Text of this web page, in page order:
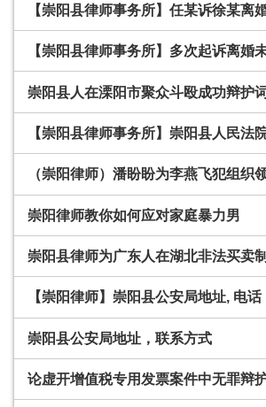
【崇阳县律师事务所】任某诉徐某离
崇阳县人在溧阳市聚众斗殴成功辩护词
【崇阳县律师事务所】崇阳县人民法
崇阳律师教你如何应对家庭暴力男
【崇阳律师】崇阳县公安局地址, 电话
崇阳县公安局地址，联系方式
论虚开增值税专用发票案件中无罪辩